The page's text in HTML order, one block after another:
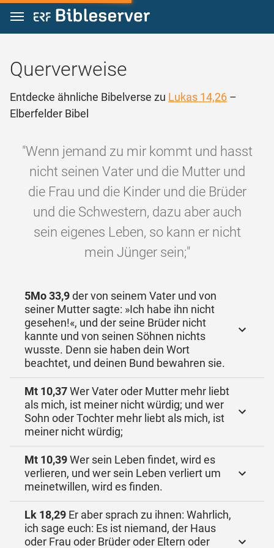
Zum Inhalt springen
Querverweise
Entdecke ähnliche Bibelverse zu Lukas 14,26 –
Elberfelder Bibel
"Wenn jemand zu mir kommt und hasst
nicht seinen Vater und die Mutter und
die Frau und die Kinder und die Brüder
und die Schwestern, dazu aber auch
sein eigenes Leben, so kann er nicht
mein Jünger sein;"
5Mo 33,9der von seinem Vater und von
seiner Mutter sagte: »Ich habe ihn nicht
gesehen!«, und der seine Brüder nicht
kannte und von seinen Söhnen nichts
wusste. Denn sie haben dein Wort
beachtet, und deinen Bund bewahren sie.
Mt 10,37Wer Vater oder Mutter mehr liebt
als mich, ist meiner nicht würdig; und wer
Sohn oder Tochter mehr liebt als mich, ist
meiner nicht würdig;
Mt 10,39Wer sein Leben findet, wird es
verlieren, und wer sein Leben verliert um
meinetwillen, wird es finden.
Lk 18,29 Er aber sprach zu ihnen: Wahrlich,
ich sage euch: Es ist niemand, der Haus
oder Frau oder Brüder oder Eltern oder